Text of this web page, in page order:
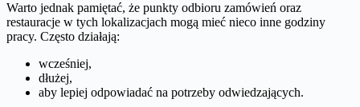
Warto jednak pamiętać, że punkty odbioru zamówień oraz
restauracje w tych lokalizacjach mogą mieć nieco inne godziny
pracy. Często działają:
wcześniej,
dłużej,
aby lepiej odpowiadać na potrzeby odwiedzających.